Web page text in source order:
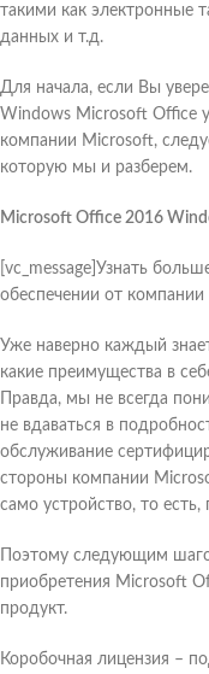
такими как электронные
данных и т.д.
Для начала, если Вы
Windows Microsoft Office
компании Microsoft,
которую мы и разберем.
Microsoft Office 2016
[vc_message]Узнать
обеспечении от
Уже наверно каждый
какие преимущества в
Правда, мы не всегда
не вдаваться в
обслуживание
стороны компании
само устройство, то
Поэтому следующим
приобретения Microsoft
продукт.
Коробочная лицензия –